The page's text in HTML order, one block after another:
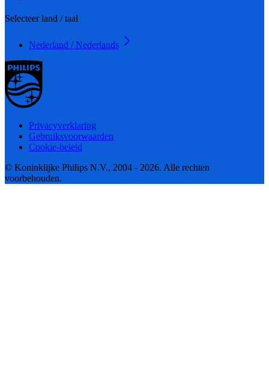
Selecteer land / taal
Nederland / Nederlands
Privacyverklaring
Gebruiksvoorwaarden
Cookie-beleid
© Koninklijke Philips N.V., 2004 - 2026. Alle rechten
voorbehouden.